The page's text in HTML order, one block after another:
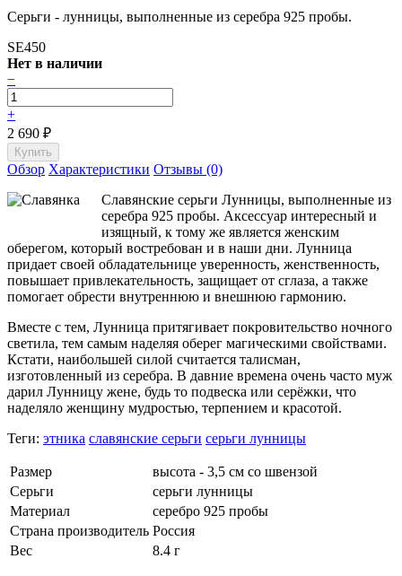
Серьги - лунницы, выполненные из серебра 925 пробы.
SE450
Нет в наличии
−
+
2 690 ₽
Обзор Характеристики Отзывы (0)
Славянские серьги Лунницы, выполненные из
серебра 925 пробы. Аксессуар интересный и
изящный, к тому же является женским
оберегом, который востребован и в наши дни. Лунница
придает своей обладательнице уверенность, женственность,
повышает привлекательность, защищает от сглаза, а также
помогает обрести внутреннюю и внешнюю гармонию.
Вместе с тем, Лунница притягивает покровительство ночного
светила, тем самым наделяя оберег магическими свойствами.
Кстати, наибольшей силой считается талисман,
изготовленный из серебра. В давние времена очень часто муж
дарил Лунницу жене, будь то подвеска или серёжки, что
наделяло женщину мудростью, терпением и красотой.
Теги: этника славянские серьги серьги лунницы
Размер
высота - 3,5 см со швензой
Серьги
серьги лунницы
Материал
серебро 925 пробы
Страна производитель Россия
Вес
8.4 г